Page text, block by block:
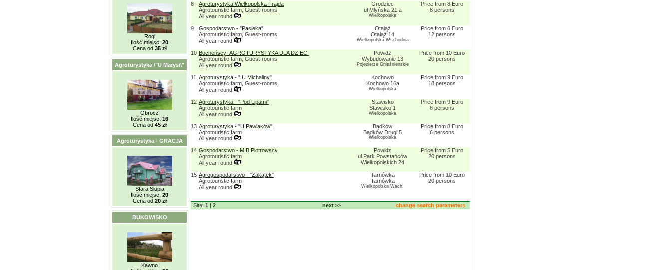
Rogi
Ilość miejsc: 20
Cena od 35 zł
Agroturystyka \"U Marysi\"
Obrocz
Ilość miejsc: 16
Cena od 45 zł
Agroturystyka - GRACJA
Stara Słupia
Ilość miejsc: 20
Cena od 20 zł
BUKOWISKO
Kawno
8
Agroturystyka Wielkopolska Frajda
Agrotouristic farm, Guest-rooms
All year round
Grodziec
ul Młyńska 21 a
Wielkopolska
Price from 8 Euro
8 persons
9
Gospodarstwo - "Pasieka"
Agrotouristic farm, Guest-rooms
All year round
Otaląż
Otaląż 14
Wielkopolska Wschodnia
Price from 6 Euro
12 persons
10 Bocheńscy- AGROTURYSTYKA DLA DZIECI
Agrotouristic farm, Guest-rooms
All year round
Powidz
Wybudowanie 13
Pojezierze Gnieźnieńskie
Price from 10 Euro
20 persons
11 Agroturystyka - " U Michaliny"
Agrotouristic farm, Guest-rooms
All year round
Kochowo
Kochowo 16a
Wielkopolska
Price from 9 Euro
18 persons
12 Agroturystyka - "Pod Lipami"
Agrotouristic farm
All year round
Stawisko
Stawisko 1
Wielkopolska
Price from 9 Euro
8 persons
13 Agroturystyka - "U Pawlaków"
Agrotouristic farm
All year round
Bądków
Bądków Drugi 5
Wielkopolska
Price from 8 Euro
6 persons
14 Gospodarstwo - M.B.Piotrowscy
Agrotouristic farm
All year round
Powidz
ul.Park Powstańców
Wielkopolskich 24
Price from 5 Euro
20 persons
15 Agrogospodarstwo - "Zakątek"
Agrotouristic farm
All year round
Tarnówka
Tarnówka
Wielkopolska Wsch.
Price from 10 Euro
20 persons
Site: 1 | 2 next >> change search parameters